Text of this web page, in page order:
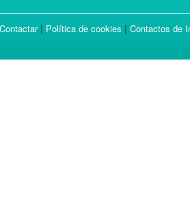
Contactar| Política de cookies | Contactos de